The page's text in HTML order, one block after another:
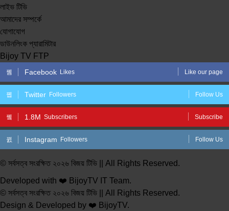
লাইভ টিভি
আমাদের সম্পর্কে
যোগাযোগ
ডাউনলিংক প্যারামিটার
Bijoy TV FTP
Facebook Likes Like our page
Twitter Followers Follow Us
1.8M Subscribers Subscribe
Instagram Followers Follow Us
© সর্বসত্ব সংরক্ষিত ২০২৬ বিজয় টিভি || All Rights Reserved.
Developed with ❤️ BijoyTV IT Team.
© সর্বসত্ব সংরক্ষিত ২০২৬ বিজয় টিভি || All Rights Reserved.
Design & Developed by ❤️ BijoyTV.